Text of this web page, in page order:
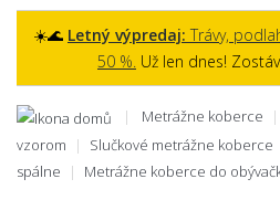
☀️🌊 Letný výpredaj: Trávy,
50 %. Už len dnes!
Metrážne koberce
vzorom
Slučkové metrážne koberce
spálne
Metrážne koberce do